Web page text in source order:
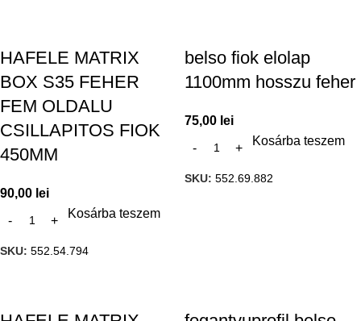
HAFELE MATRIX
BOX S35 FEHER
FEM OLDALU
CSILLAPITOS FIOK
450MM
90,00 lei
Kosárba teszem
SKU: 552.54.794
belso fiok elolap
1100mm hosszu feher
75,00 lei
Kosárba teszem
SKU: 552.69.882